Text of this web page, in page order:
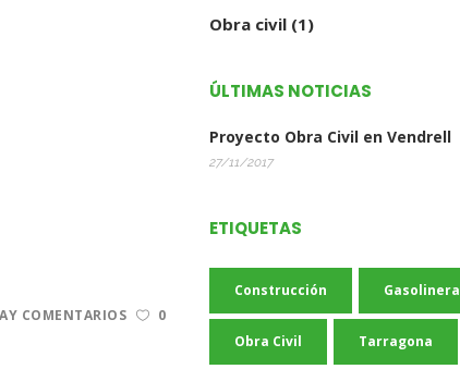
COMENTARIOS 0
Obra civil (1)
ÚLTIMAS NOTICIAS
Proyecto Obra Civil en Vendrell
27/11/2017
ETIQUETAS
Construcción Gasolinera
Obra Civil Tarragona